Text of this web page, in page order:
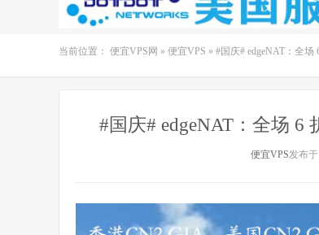
当前位置： 便宜VPS网 » 便宜VPS » #国庆# edgeNAT：全
#国庆# edgeNAT：全场 6
便宜VPS发布于